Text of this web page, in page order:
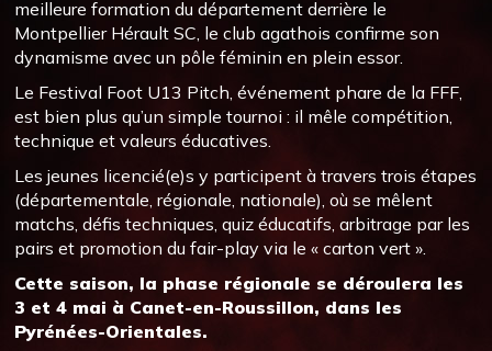
meilleure formation du département derrière le
Montpellier Hérault SC, le club agathois confirme son
dynamisme avec un pôle féminin en plein essor.
Le Festival Foot U13 Pitch, événement phare de la FFF,
est bien plus qu’un simple tournoi : il mêle compétition,
technique et valeurs éducatives.
Les jeunes licencié(e)s y participent à travers trois étapes
(départementale, régionale, nationale), où se mêlent
matchs, défis techniques, quiz éducatifs, arbitrage par les
pairs et promotion du fair-play via le « carton vert ».
Cette saison, la phase régionale se déroulera les
3 et 4 mai à Canet-en-Roussillon, dans les
Pyrénées-Orientales.